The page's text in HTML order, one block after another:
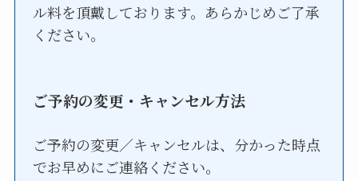
ル料を頂戴しております。あらかじめご了承
ください。
ご予約の変更・キャンセル方法
ご予約の変更／キャンセルは、分かった時点
でお早めにご連絡ください。